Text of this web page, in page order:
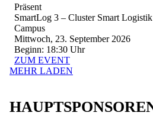
Präsent
SmartLog 3 – Cluster Smart
Campus
Mittwoch, 23. September 2026
Beginn: 18:30 Uhr
ZUM EVENT
MEHR LADEN